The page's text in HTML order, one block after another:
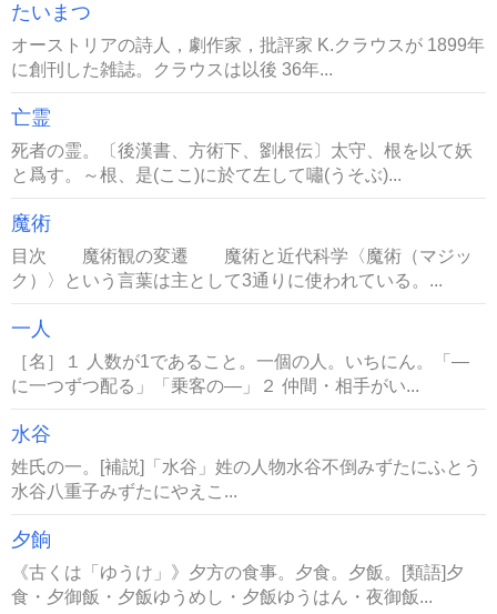
たいまつ
オーストリアの詩人，劇作家，批評家 K.クラウスが 1899年
に創刊した雑誌。クラウスは以後 36年...
亡霊
死者の霊。〔後漢書、方術下、劉根伝〕太守、根を以て妖
と爲す。～根、是(ここ)に於て左して嘯(うそぶ)...
魔術
目次 魔術観の変遷 魔術と近代科学〈魔術（マジッ
ク）〉という言葉は主として3通りに使われている。...
一人
［名］１ 人数が1であること。一個の人。いちにん。「―
に一つずつ配る」「乗客の―」２ 仲間・相手がい...
水谷
姓氏の一。[補説]「水谷」姓の人物水谷不倒みずたにふとう
水谷八重子みずたにやえこ...
夕餉
《古くは「ゆうけ」》夕方の食事。夕食。夕飯。[類語]夕
食・夕御飯・夕飯ゆうめし・夕飯ゆうはん・夜御飯...